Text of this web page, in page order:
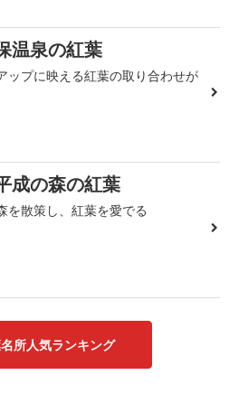
温泉の紅葉
ップに映える紅葉の取り合わせが
成の森の紅葉
を散策し、紅葉を愛でる
所人気ランキング